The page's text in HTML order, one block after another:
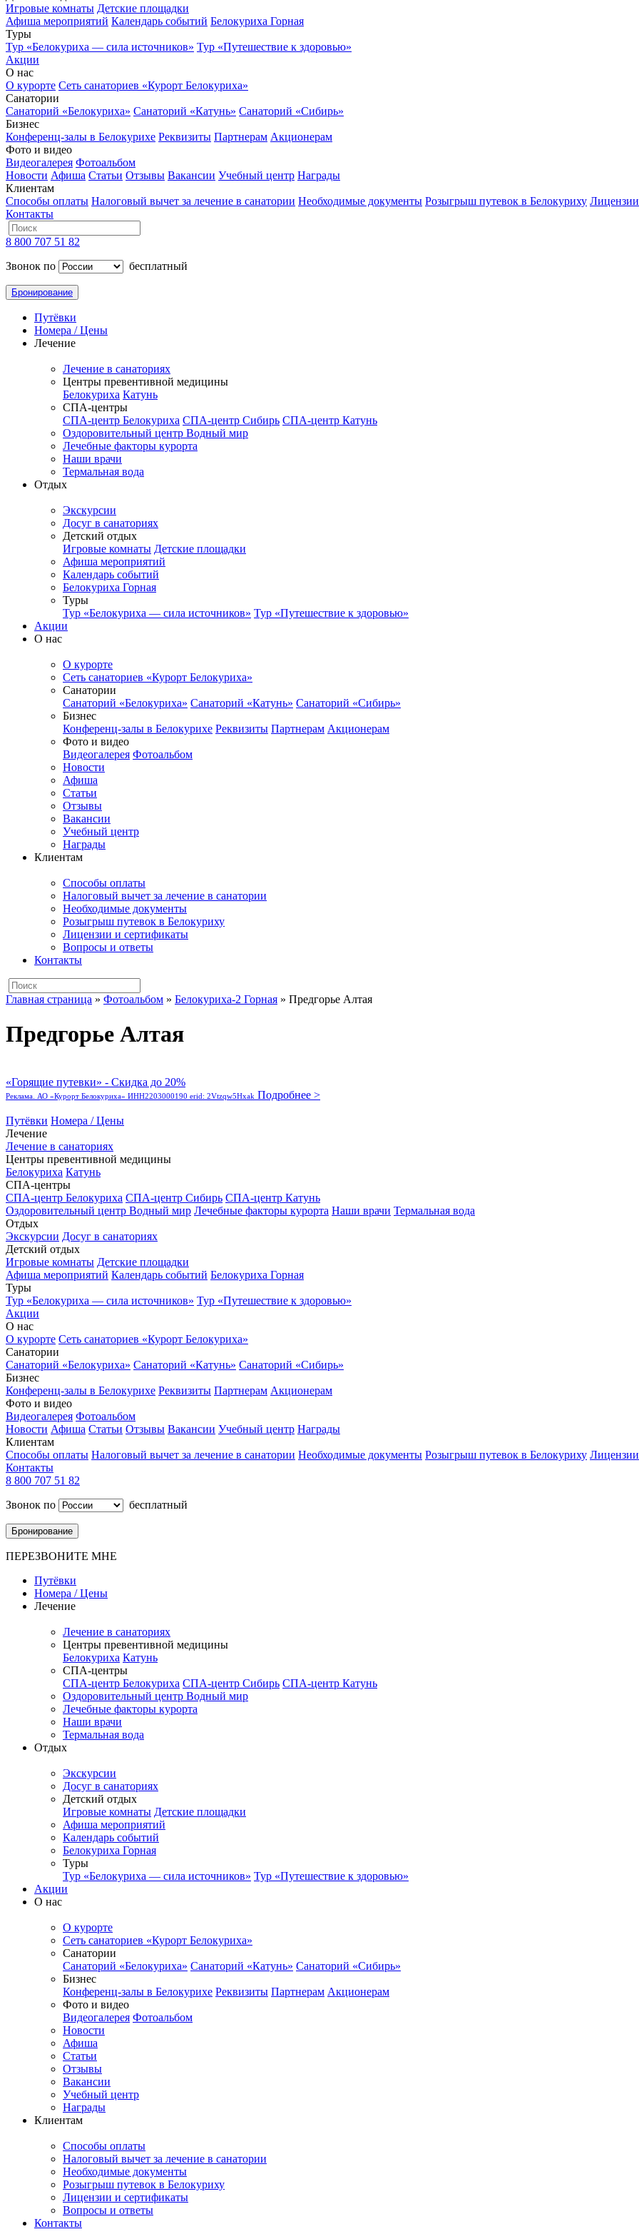
Игровые комнаты Детские площадки
Афиша мероприятий Календарь событий Белокуриха Горная
Туры
Тур «Белокуриха — сила источников» Тур «Путешествие к здоровью»
Акции
О нас
О курорте Сеть санаториев «Курорт Белокуриха»
Санатории
Санаторий «Белокуриха» Санаторий «Катунь» Санаторий «Сибирь»
Бизнес
Конференц-залы в Белокурихе Реквизиты Партнерам Акционерам
Фото и видео
Видеогалерея Фотоальбом
Новости Афиша Статьи Отзывы Вакансии Учебный центр Награды
Клиентам
Способы оплаты Налоговый вычет за лечение в санатории Необходимые документы Розыгрыш путевок в Белокуриху
Контакты
8 800 707 51 82
Звонок по
бесплатный
Бронирование
Путёвки
Номера / Цены
Лечение
Лечение в санаториях
Центры превентивной медицины
Белокуриха Катунь
СПА-центры
СПА-центр Белокуриха СПА-центр Сибирь СПА-центр Катунь
Оздоровительный центр Водный мир
Лечебные факторы курорта
Наши врачи
Термальная вода
Отдых
Экскурсии
Досуг в санаториях
Детский отдых
Игровые комнаты Детские площадки
Афиша мероприятий
Календарь событий
Белокуриха Горная
Туры
Тур «Белокуриха — сила источников» Тур «Путешествие к здоровью»
Акции
О нас
О курорте
Сеть санаториев «Курорт Белокуриха»
Санатории
Санаторий «Белокуриха» Санаторий «Катунь» Санаторий «Сибирь»
Бизнес
Конференц-залы в Белокурихе Реквизиты Партнерам Акционерам
Фото и видео
Видеогалерея Фотоальбом
Новости
Афиша
Статьи
Отзывы
Вакансии
Учебный центр
Награды
Клиентам
Способы оплаты
Налоговый вычет за лечение в санатории
Необходимые документы
Розыгрыш путевок в Белокуриху
Лицензии и сертификаты
Вопросы и ответы
Контакты
Главная страница » Фотоальбом » Белокуриха-2 Горная » Предгорье Алтая
Предгорье Алтая
«Горящие путевки» - Скидка до 20%
Реклама. АО «Курорт Белокуриха» ИНН2203000190 erid: 2Vtzqw5Hxak Подробнее >
Путёвки Номера / Цены
Лечение
Лечение в санаториях
Центры превентивной медицины
Белокуриха Катунь
СПА-центры
СПА-центр Белокуриха СПА-центр Сибирь СПА-центр Катунь
Оздоровительный центр Водный мир Лечебные факторы курорта Наши врачи Термальная вода
Отдых
Экскурсии Досуг в санаториях
Детский отдых
Игровые комнаты Детские площадки
Афиша мероприятий Календарь событий Белокуриха Горная
Туры
Тур «Белокуриха — сила источников» Тур «Путешествие к здоровью»
Акции
О нас
О курорте Сеть санаториев «Курорт Белокуриха»
Санатории
Санаторий «Белокуриха» Санаторий «Катунь» Санаторий «Сибирь»
Бизнес
Конференц-залы в Белокурихе Реквизиты Партнерам Акционерам
Фото и видео
Видеогалерея Фотоальбом
Новости Афиша Статьи Отзывы Вакансии Учебный центр Награды
Клиентам
Способы оплаты Налоговый вычет за лечение в санатории Необходимые документы Розыгрыш путевок в Белокуриху
Контакты
8 800 707 51 82
Звонок по
бесплатный
Бронирование
ПЕРЕЗВОНИТЕ МНЕ
Путёвки
Номера / Цены
Лечение
Лечение в санаториях
Центры превентивной медицины
Белокуриха Катунь
СПА-центры
СПА-центр Белокуриха СПА-центр Сибирь СПА-центр Катунь
Оздоровительный центр Водный мир
Лечебные факторы курорта
Наши врачи
Термальная вода
Отдых
Экскурсии
Досуг в санаториях
Детский отдых
Игровые комнаты Детские площадки
Афиша мероприятий
Календарь событий
Белокуриха Горная
Туры
Тур «Белокуриха — сила источников» Тур «Путешествие к здоровью»
Акции
О нас
О курорте
Сеть санаториев «Курорт Белокуриха»
Санатории
Санаторий «Белокуриха» Санаторий «Катунь» Санаторий «Сибирь»
Бизнес
Конференц-залы в Белокурихе Реквизиты Партнерам Акционерам
Фото и видео
Видеогалерея Фотоальбом
Новости
Афиша
Статьи
Отзывы
Вакансии
Учебный центр
Награды
Клиентам
Способы оплаты
Налоговый вычет за лечение в санатории
Необходимые документы
Розыгрыш путевок в Белокуриху
Лицензии и сертификаты
Вопросы и ответы
Контакты